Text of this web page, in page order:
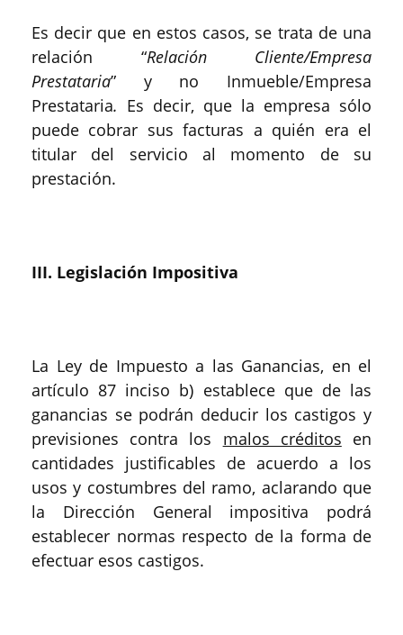
Es decir que en estos casos, se trata de una
relación “Relación Cliente/Empresa
Prestataria” y no Inmueble/Empresa
Prestataria. Es decir, que la empresa sólo
puede cobrar sus facturas a quién era el
titular del servicio al momento de su
prestación.
III. Legislación Impositiva
La Ley de Impuesto a las Ganancias, en el
artículo 87 inciso b) establece que de las
ganancias se podrán deducir los castigos y
previsiones contra los malos créditos en
cantidades justificables de acuerdo a los
usos y costumbres del ramo, aclarando que
la Dirección General impositiva podrá
establecer normas respecto de la forma de
efectuar esos castigos.